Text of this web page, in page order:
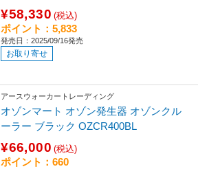
¥58,330 (税込)
ポイント：5,833
発売日：2025/09/16発売
お取り寄せ
アースウォーカートレーディング
オゾンマート オゾン発生器 オゾンクル
ーラー ブラック OZCR400BL
¥66,000 (税込)
ポイント：660